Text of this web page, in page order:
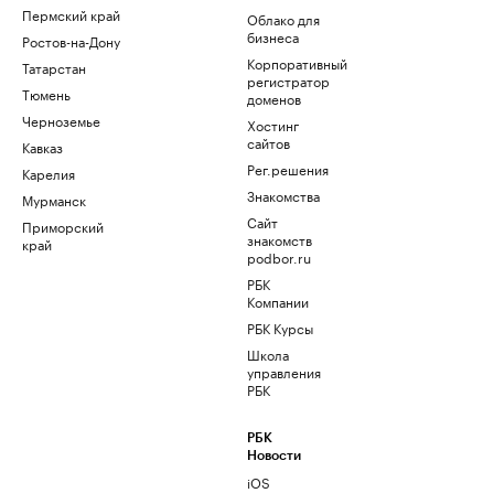
Пермский край
Ростов-на-Дону
Татарстан
Тюмень
Черноземье
Кавказ
Карелия
Мурманск
Приморский
край
Облако для
бизнеса
Корпоративный
регистратор
доменов
Хостинг
сайтов
Рег.решения
Знакомства
Сайт
знакомств
podbor.ru
РБК
Компании
РБК Курсы
Школа
управления
РБК
РБК
Новости
iOS